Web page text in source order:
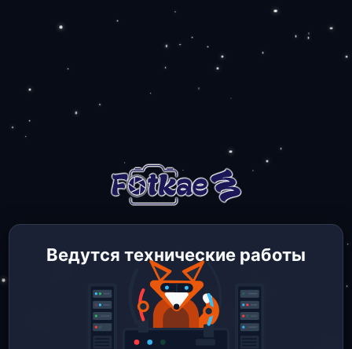
Ведутся технические работы